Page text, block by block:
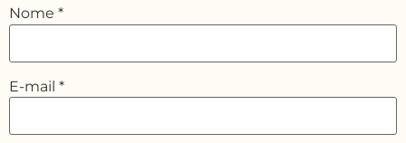
Nome *
E-mail *